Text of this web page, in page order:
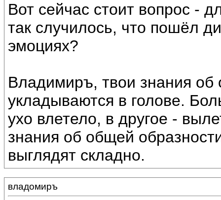
Вот сейчас стоит вопрос -
так случилось, что пошёл
эмоциях?
Владимиръ, твои знания об
укладываются в голове.
ухо влетело, в другое -
знания об общей
выглядят складно.
владомиръ